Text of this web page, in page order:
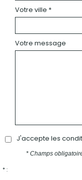
Votre ville *
Votre message
J'accepte les
* Champs
* :